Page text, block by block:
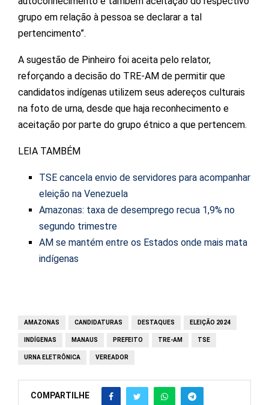
grupo em relação à pessoa se declarar a tal
pertencimento”.
A sugestão de Pinheiro foi aceita pelo relator,
reforçando a decisão do TRE-AM de permitir que
candidatos indígenas utilizem seus adereços culturais
na foto de urna, desde que haja reconhecimento e
aceitação por parte do grupo étnico a que pertencem.
LEIA TAMBÉM
TSE cancela envio de servidores para acompanhar
eleição na Venezuela
Amazonas: taxa de desemprego recua 1,9% no
segundo trimestre
AM se mantém entre os Estados onde mais mata
indígenas
AMAZONAS CANDIDATURAS DESTAQUES ELEIÇÃO 2024
INDÍGENAS MANAUS PREFEITO TRE-AM TSE
URNA ELETRÔNICA VEREADOR
COMPARTILHE